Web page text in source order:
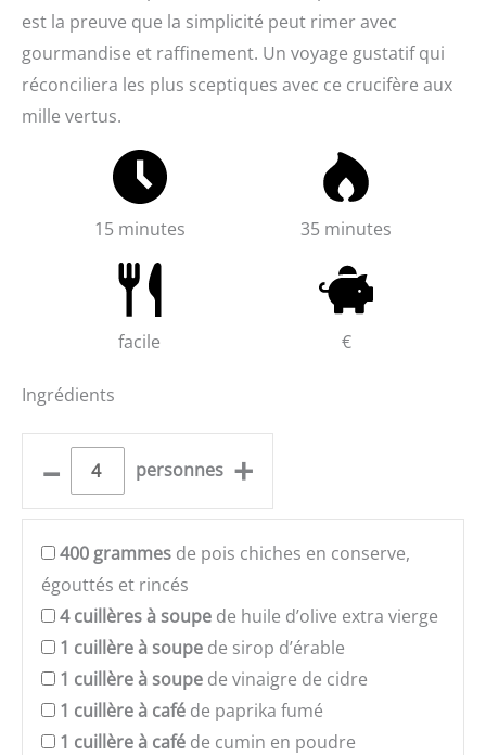
est la preuve que la simplicité peut rimer avec
gourmandise et raffinement. Un voyage gustatif qui
réconciliera les plus sceptiques avec ce crucifère aux
mille vertus.
15 minutes 35 minutes
facile €
Ingrédients
– personnes +
400 grammes de pois chiches en conserve,
égouttés et rincés
4 cuillères à soupe de huile d’olive extra vierge
1 cuillère à soupe de sirop d’érable
1 cuillère à soupe de vinaigre de cidre
1 cuillère à café de paprika fumé
1 cuillère à café de cumin en poudre